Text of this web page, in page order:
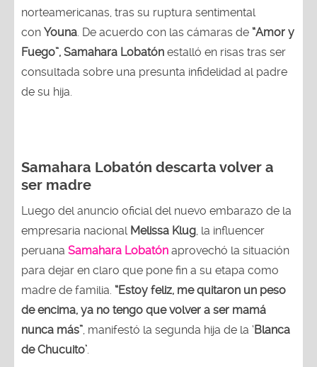
norteamericanas, tras su ruptura sentimental
con Youna . De acuerdo con las cámaras de “Amor y
Fuego”, Samahara Lobatón estalló en risas tras ser
consultada sobre una presunta infidelidad al padre
de su hija.
Samahara Lobatón descarta volver a
ser madre
Luego del anuncio oficial del nuevo embarazo de la
empresaria nacional Melissa Klug , la influencer
peruana Samahara Lobatón aprovechó la situación
para dejar en claro que pone fin a su etapa como
madre de familia. “Estoy feliz, me quitaron un peso
de encima, ya no tengo que volver a ser mamá
nunca más” , manifestó la segunda hija de la ‘Blanca
de Chucuito’